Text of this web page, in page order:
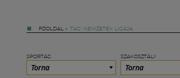
FŐOLDAL » TAG: NEMZETEK LIGÁJA
SPORTÁG
Torna
SZAKOSZTÁLY
Torna